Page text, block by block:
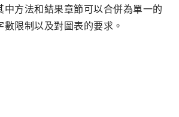
方法和結果章節可以合併為單一的
限制以及對圖表的要求。